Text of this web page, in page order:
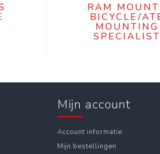
RAM
BICYCLE/
MOUNTING
SPECIALIST
Mijn account
Account informatie
Mijn bestellingen